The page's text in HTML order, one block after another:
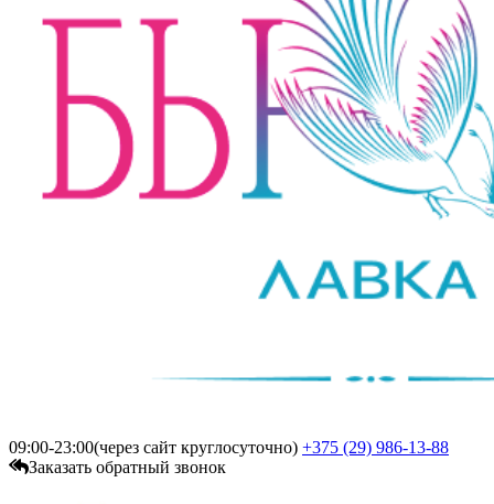
09:00-23:00(через сайт круглосуточно) +375 (29) 986-13-88
Заказать обратный звонок